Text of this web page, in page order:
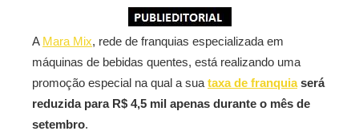
A Mara Mix, rede de franquias especializada em
máquinas de bebidas quentes, está realizando uma
promoção especial na qual a sua taxa de franquiaserá
reduzida para R$ 4,5 mil apenas durante o mês de
setembro.